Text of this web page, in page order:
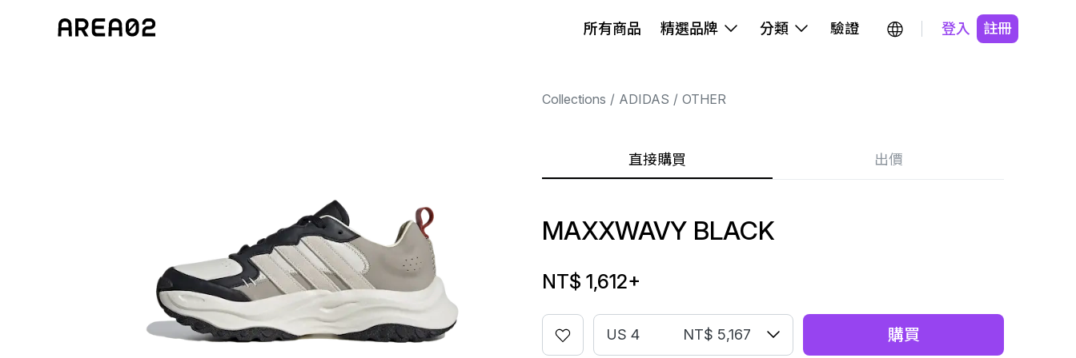
所有商品 精選品牌 分類 驗證 登入 註冊
Collections ADIDAS OTHER
直接購買 出價
MAXXWAVY BLACK
NT$ 1,612+
US 4 NT$ 5,167 購買